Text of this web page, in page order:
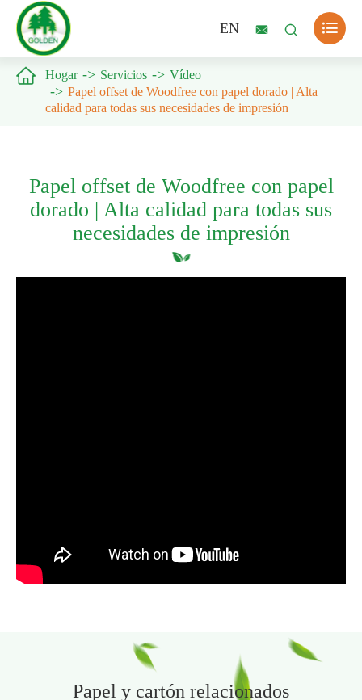
EN   
 Hogar Servicios
Vídeo
Papel offset de Woodfree con papel dorado | Alta
calidad para todas sus necesidades de impresión
Papel offset de Woodfree con papel
dorado | Alta calidad para todas sus
necesidades de impresión
Papel y cartón relacionados